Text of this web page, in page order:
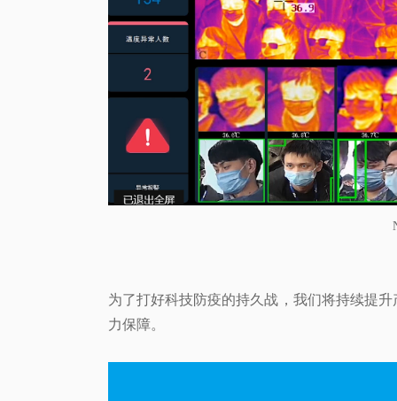
为了打好科技防疫的持久战，我们将持续提
力保障。